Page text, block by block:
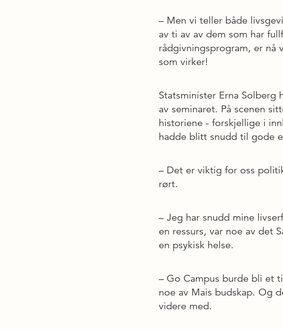
– Men vi teller både
av ti av av dem som har
rådgivningsprogram, er nå
som virker!
Statsminister Erna
av seminaret. På scenen
historiene - forskjellige i
hadde blitt snudd til gode
– Det er viktig for oss
rørt.
– Jeg har snudd mine
en ressurs, var noe av det
en psykisk helse.
– Go Campus burde bli et
noe av Mais budskap. Og
videre med.